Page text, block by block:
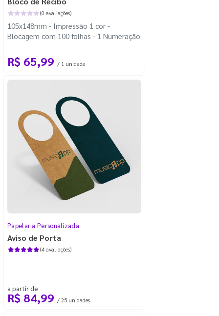
(0 avaliações)
105x148mm - Impressão 1 cor -
Blocagem com 100 folhas - 1 Numeração
R$ 65,99 / 1 unidade
Papelaria Personalizada
Aviso de Porta
(4 avaliações)
a partir de
R$ 84,99 / 25 unidades